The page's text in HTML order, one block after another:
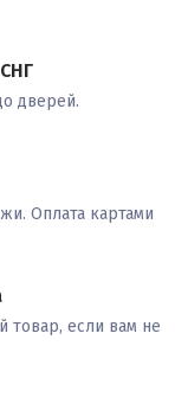
дверей.
Оплата картами
товар, если вам не